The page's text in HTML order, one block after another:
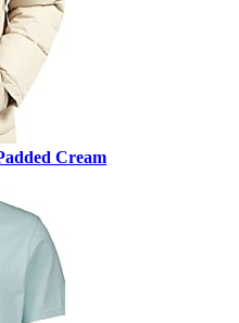
Cream